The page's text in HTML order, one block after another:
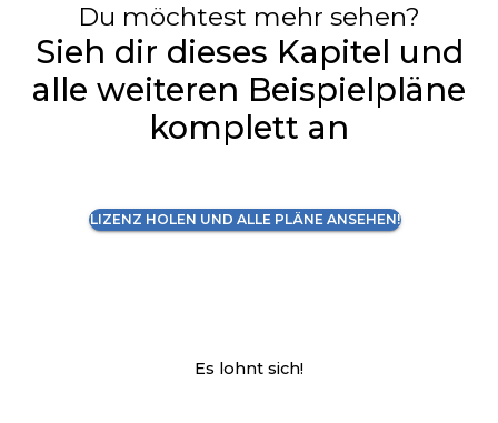
Du möchtest mehr sehen?
Sieh dir dieses Kapitel und
alle weiteren Beispielpläne
komplett an
LIZENZ HOLEN UND ALLE PLÄNE ANSEHEN!
Es lohnt sich!